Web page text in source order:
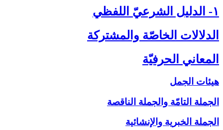
۱- الدليل الشرعيّ اللفظي‏
الدلالات الخاصّة والمشتركة
المعاني الحرفيّة
هيئات الجمل
الجملة التامّة والجملة الناقصة
الجملة الخبرية والإنشائية